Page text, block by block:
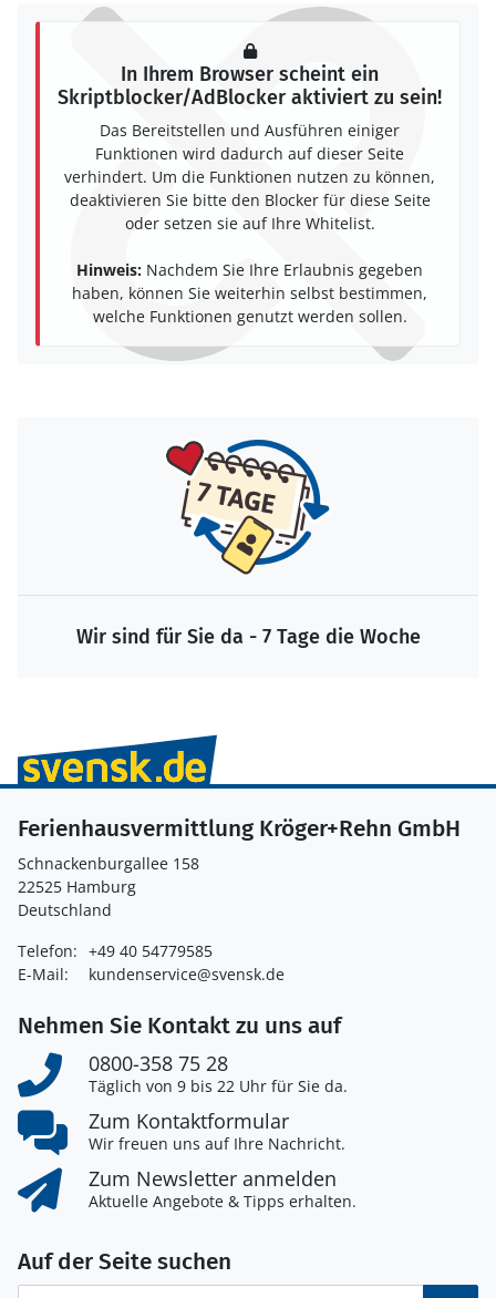
In Ihrem Browser scheint ein
Skriptblocker/AdBlocker aktiviert zu sein!
Das Bereitstellen und Ausführen einiger
Funktionen wird dadurch auf dieser Seite
verhindert. Um die Funktionen nutzen zu können,
deaktivieren Sie bitte den Blocker für diese Seite
oder setzen sie auf Ihre Whitelist.
Hinweis: Nachdem Sie Ihre Erlaubnis gegeben
haben, können Sie weiterhin selbst bestimmen,
welche Funktionen genutzt werden sollen.
Wir sind für Sie da - 7 Tage die Woche
Ferienhausvermittlung Kröger+Rehn GmbH
Schnackenburgallee 158
22525 Hamburg
Deutschland
Telefon: +49 40 54779585
E-Mail:
kundenservice@svensk.de
Nehmen Sie Kontakt zu uns auf
0800-358 75 28
Täglich von 9 bis 22 Uhr für Sie da.
Zum Kontaktformular
Wir freuen uns auf Ihre Nachricht.
Zum Newsletter anmelden
Aktuelle Angebote & Tipps erhalten.
Auf der Seite suchen